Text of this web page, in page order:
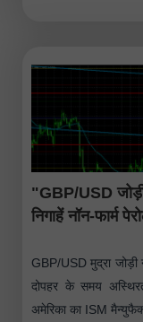
"GBP/USD
निगाहें नॉन-फार्म
GBP/USD मुद्रा जोड़ी
दोपहर के समय
अमेरिका का ISM